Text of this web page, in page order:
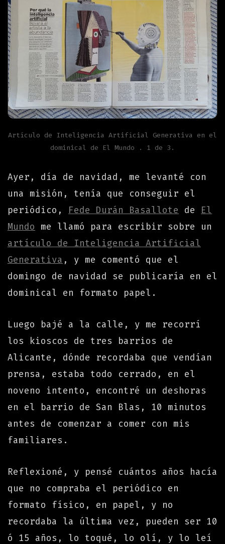
Artículo de Inteligencia Artificial Generativa en el
dominical de El Mundo . 1 de 3.
Ayer, día de navidad, me levanté con
una misión, tenía que conseguir el
periódico, Fede Durán Basallote de El
Mundo me llamó para escribir sobre un
artículo de Inteligencia Artificial
Generativa , y me comentó que el
domingo de navidad se publicaría en el
dominical en formato papel.
Luego bajé a la calle, y me recorrí
los kioscos de tres barrios de
Alicante, dónde recordaba que vendían
prensa, estaba todo cerrado, en el
noveno intento, encontré un deshoras
en el barrio de San Blas, 10 minutos
antes de comenzar a comer con mis
familiares.
Reflexioné, y pensé cuántos años hacía
que no compraba el periódico en
formato físico, en papel, y no
recordaba la última vez, pueden ser 10
ó 15 años, lo toqué, lo olí, y lo leí